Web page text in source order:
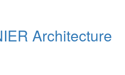
Architecture